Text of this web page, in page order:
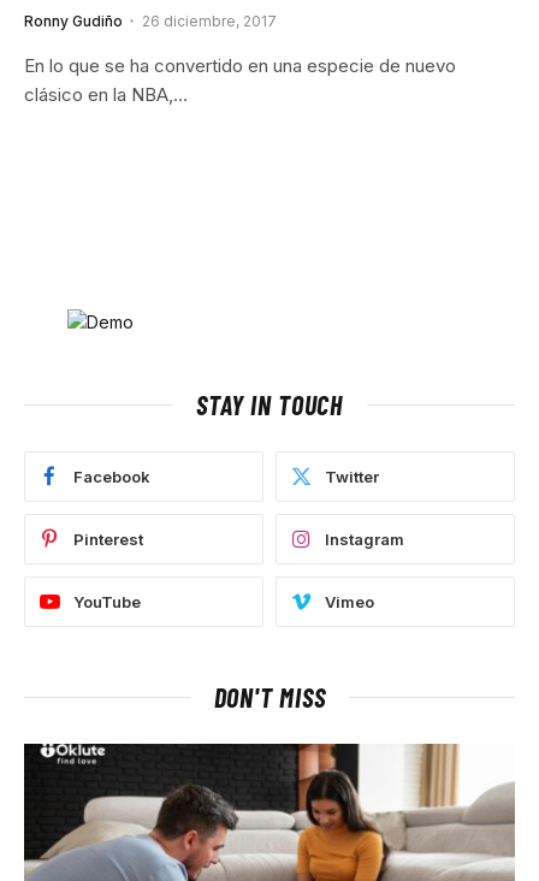
Ronny Gudiño 26 diciembre, 2017
En lo que se ha convertido en una especie de nuevo
clásico en la NBA,…
STAY IN TOUCH
Facebook Twitter
Pinterest Instagram
YouTube Vimeo
DON'T MISS